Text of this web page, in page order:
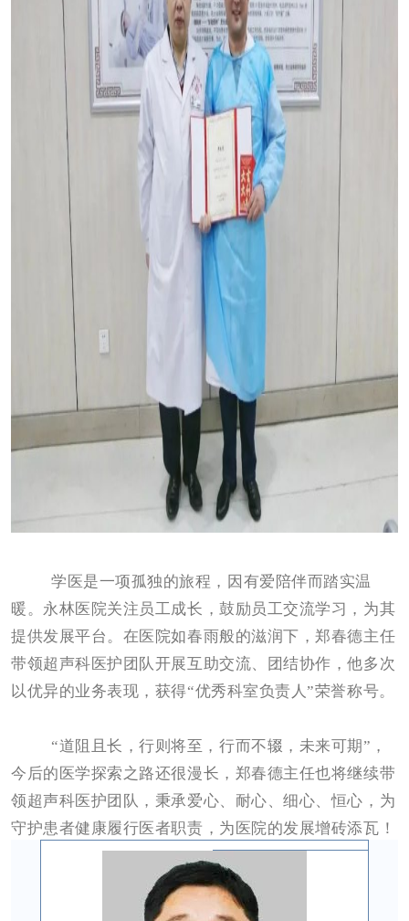
学医是一项孤独的旅程，因有爱陪伴而踏实温
暖。永林医院关注员工成长，鼓励员工交流学习，为其
提供发展平台。在医院如春雨般的滋润下，郑春德主任
带领超声科医护团队开展互助交流、团结协作，他多次
以优异的业务表现，获得“优秀科室负责人”荣誉称号。
“道阻且长，行则将至，行而不辍，未来可期”，
今后的医学探索之路还很漫长，郑春德主任也将继续带
领超声科医护团队，秉承爱心、耐心、细心、恒心，为
守护患者健康履行医者职责，为医院的发展增砖添瓦！